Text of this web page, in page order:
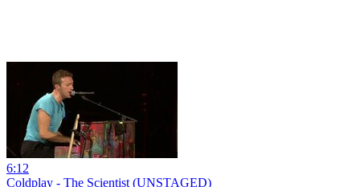
6:12
Coldplay - The Scientist (UNSTAGED)